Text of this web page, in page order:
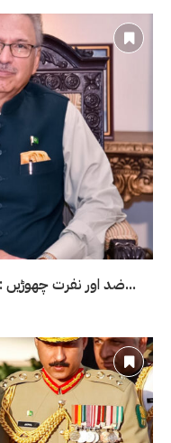
ضد اور نفرت چھوڑیں : عوام اور ملکی مفاد کے فیصلے کریں...